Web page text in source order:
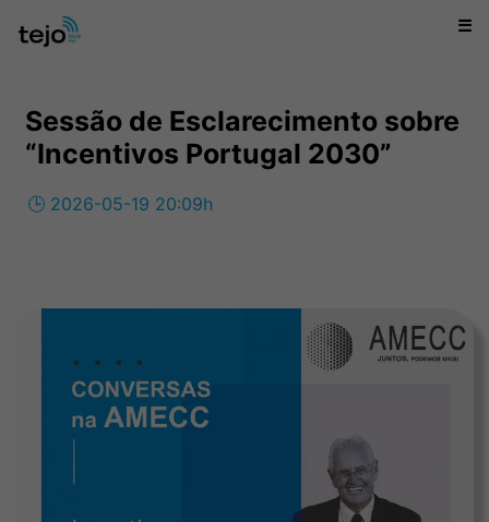
☰
Sessão de Esclarecimento sobre
“Incentivos Portugal 2030”
🕒 2026-05-19 20:09h